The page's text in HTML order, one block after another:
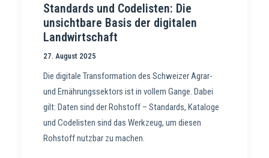
Standards und Codelisten: Die
unsichtbare Basis der digitalen
Landwirtschaft
27. August 2025
Die digitale Transformation des Schweizer Agrar-
und Ernährungssektors ist in vollem Gange. Dabei
gilt: Daten sind der Rohstoff – Standards, Kataloge
und Codelisten sind das Werkzeug, um diesen
Rohstoff nutzbar zu machen.